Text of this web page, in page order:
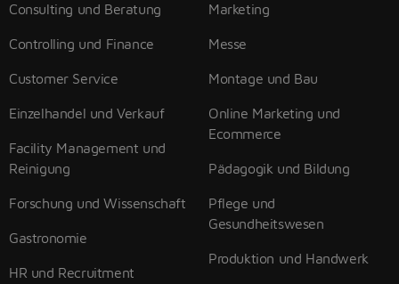
Consulting und Beratung
Controlling und Finance
Customer Service
Einzelhandel und Verkauf
Facility Management und
Reinigung
Forschung und Wissenschaft
Gastronomie
HR und Recruitment
Marketing
Messe
Montage und Bau
Online Marketing und
Ecommerce
Pädagogik und Bildung
Pflege und
Gesundheitswesen
Produktion und Handwerk